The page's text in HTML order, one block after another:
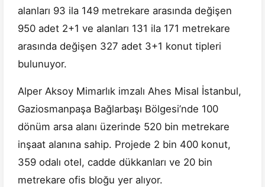
alanları 93 ila 149 metrekare arasında değişen
950 adet 2+1 ve alanları 131 ila 171 metrekare
arasında değişen 327 adet 3+1 konut tipleri
bulunuyor.
Alper Aksoy Mimarlık imzalı Ahes Misal İstanbul,
Gaziosmanpaşa Bağlarbaşı Bölgesi’nde 100
dönüm arsa alanı üzerinde 520 bin metrekare
inşaat alanına sahip. Projede 2 bin 400 konut,
359 odalı otel, cadde dükkanları ve 20 bin
metrekare ofis bloğu yer alıyor.